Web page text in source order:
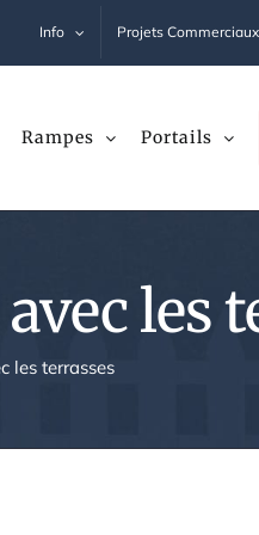
Info Projets Commerciaux
Rampes Portails
les
les terrasses